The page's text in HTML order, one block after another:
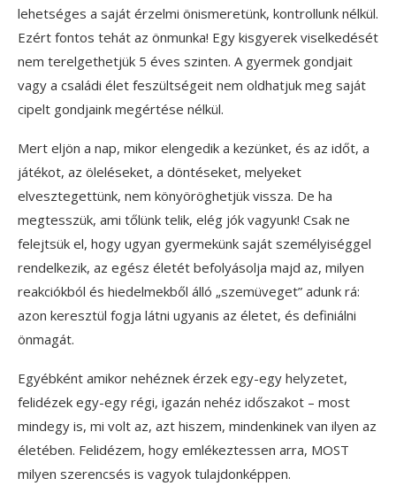
lehetséges a saját érzelmi önismeretünk, kontrollunk nélkül.
Ezért fontos tehát az önmunka! Egy kisgyerek viselkedését
nem terelgethetjük 5 éves szinten. A gyermek gondjait
vagy a családi élet feszültségeit nem oldhatjuk meg saját
cipelt gondjaink megértése nélkül.
Mert eljön a nap, mikor elengedik a kezünket, és az időt, a
játékot, az öleléseket, a döntéseket, melyeket
elvesztegettünk, nem könyöröghetjük vissza. De ha
megtesszük, ami tőlünk telik, elég jók vagyunk! Csak ne
felejtsük el, hogy ugyan gyermekünk saját személyiséggel
rendelkezik, az egész életét befolyásolja majd az, milyen
reakciókból és hiedelmekből álló „szemüveget” adunk rá:
azon keresztül fogja látni ugyanis az életet, és definiálni
önmagát.
Egyébként amikor nehéznek érzek egy-egy helyzetet,
felidézek egy-egy régi, igazán nehéz időszakot – most
mindegy is, mi volt az, azt hiszem, mindenkinek van ilyen az
életében. Felidézem, hogy emlékeztessen arra, MOST
milyen szerencsés is vagyok tulajdonképpen.